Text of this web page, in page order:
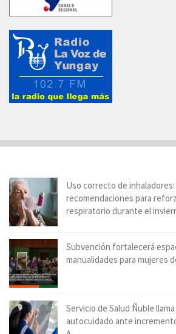
Uso correcto de
recomendaciones para
respiratorio durante el
Subvención fortalecerá
manualidades para mujeres
Servicio de Salud Ñuble
autocuidado ante